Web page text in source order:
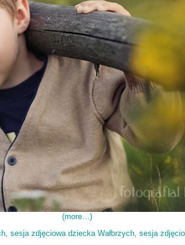
(more…)
, sesja zdjęciowa dziecka Wałbrzych, sesja